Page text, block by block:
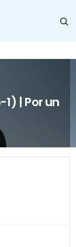
| Por un